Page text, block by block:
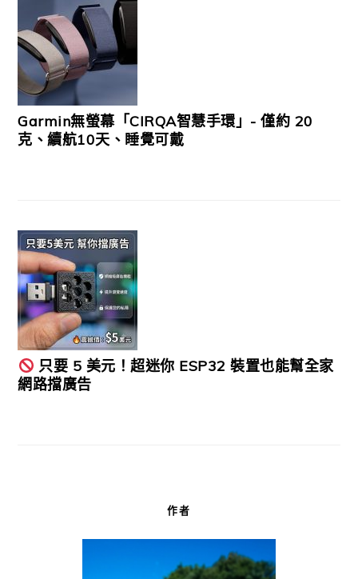
Garmin無螢幕「CIRQA智慧手環」- 僅約 20
克、續航10天、睡覺可戴
只要 5 美元！超迷你 ESP32 裝置也能幫全家
網路擋廣告
作者